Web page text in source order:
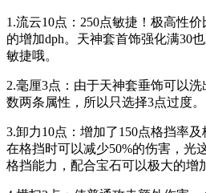
1.流云10点：250点敏捷！极高性
的增加dph。天神套首饰强化满30
敏捷哦。
2.毫厘3点：由于天神套垂饰可以
数两条属性，所以只选择3点过度。
3.卸力10点：增加了150点格挡率
在格挡时可以减少50%的伤害，光
格挡能力，配合宝石可以极大的增